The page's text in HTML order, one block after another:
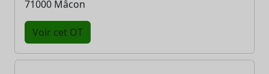
71000 Mâcon
Voir cet OT